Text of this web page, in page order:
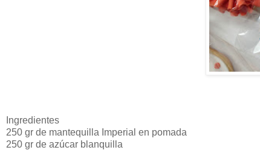
Ingredientes
250 gr de mantequilla Imperial en pomada
250 gr de azúcar blanquilla